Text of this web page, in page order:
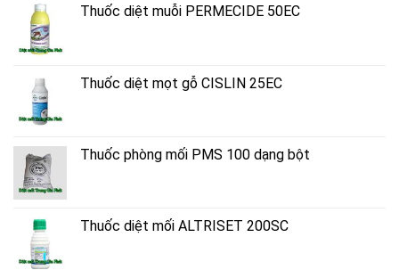
Thuốc diệt muỗi PERMECIDE 50EC
Thuốc diệt mọt gỗ CISLIN 25EC
Thuốc phòng mối PMS 100 dạng bột
Thuốc diệt mối ALTRISET 200SC